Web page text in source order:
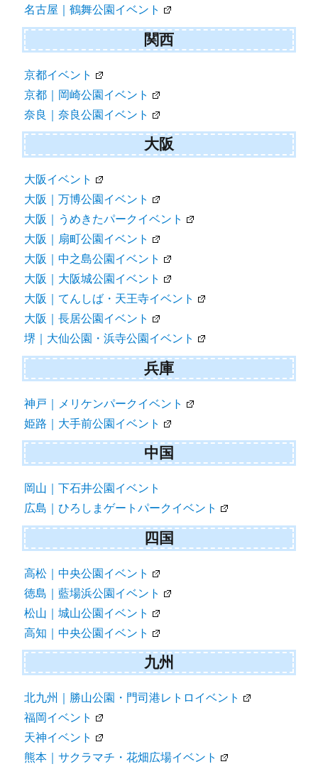
名古屋｜鶴舞公園イベント
関西
京都イベント
京都｜岡崎公園イベント
奈良｜奈良公園イベント
大阪
大阪イベント
大阪｜万博公園イベント
大阪｜うめきたパークイベント
大阪｜扇町公園イベント
大阪｜中之島公園イベント
大阪｜大阪城公園イベント
大阪｜てんしば・天王寺イベント
大阪｜長居公園イベント
堺｜大仙公園・浜寺公園イベント
兵庫
神戸｜メリケンパークイベント
姫路｜大手前公園イベント
中国
岡山｜下石井公園イベント
広島｜ひろしまゲートパークイベント
四国
高松｜中央公園イベント
徳島｜藍場浜公園イベント
松山｜城山公園イベント
高知｜中央公園イベント
九州
北九州｜勝山公園・門司港レトロイベント
福岡イベント
天神イベント
熊本｜サクラマチ・花畑広場イベント